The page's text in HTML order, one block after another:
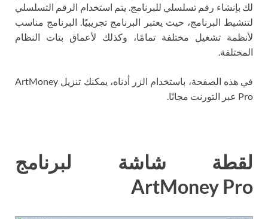
لك بإنشاء رقم تسلسلي للبرنامج. يتم استخدام الرقم التسلسلي
لتنشيط البرنامج، حيث يعتبر البرنامج تجريبيًا. البرنامج مناسب
لأنظمة تشغيل مختلفة تمامًا، وكذلك لأعماق بتات النظام
المختلفة.
في هذه الصفحة، باستخدام الزر أدناه، يمكنك تنزيل ArtMoney
Pro عبر التورنت مجانًا.
لقطة شاشة لبرنامج
ArtMoney Pro